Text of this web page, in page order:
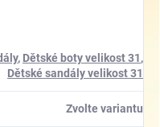
, Dětské boty velikost 31,
Dětské sandály velikost 31
Zvolte variantu